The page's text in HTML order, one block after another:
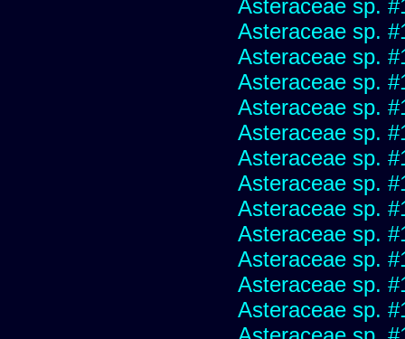
Asteraceae sp.
Asteraceae sp.
Asteraceae sp.
Asteraceae sp.
Asteraceae sp.
Asteraceae sp.
Asteraceae sp.
Asteraceae sp.
Asteraceae sp.
Asteraceae sp.
Asteraceae sp.
Asteraceae sp.
Asteraceae sp.